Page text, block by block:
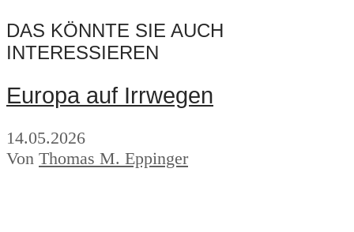
DAS KÖNNTE SIE AUCH
INTERESSIEREN
Europa auf Irrwegen
14.05.2026
Von Thomas M. Eppinger